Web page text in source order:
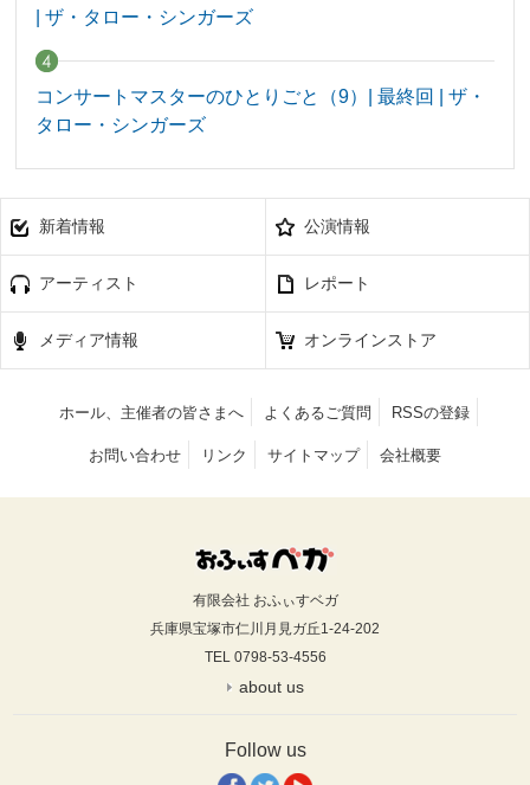
| ザ・タロー・シンガーズ
コンサートマスターのひとりごと（9）| 最終回 | ザ・
タロー・シンガーズ
新着情報 公演情報
アーティスト レポート
メディア情報 オンラインストア
ホール、主催者の皆さまへ よくあるご質問 RSSの登録
お問い合わせ リンク サイトマップ 会社概要
有限会社 おふぃすベガ
兵庫県宝塚市仁川月見ガ丘1-24-202
TEL 0798-53-4556
about us
Follow us